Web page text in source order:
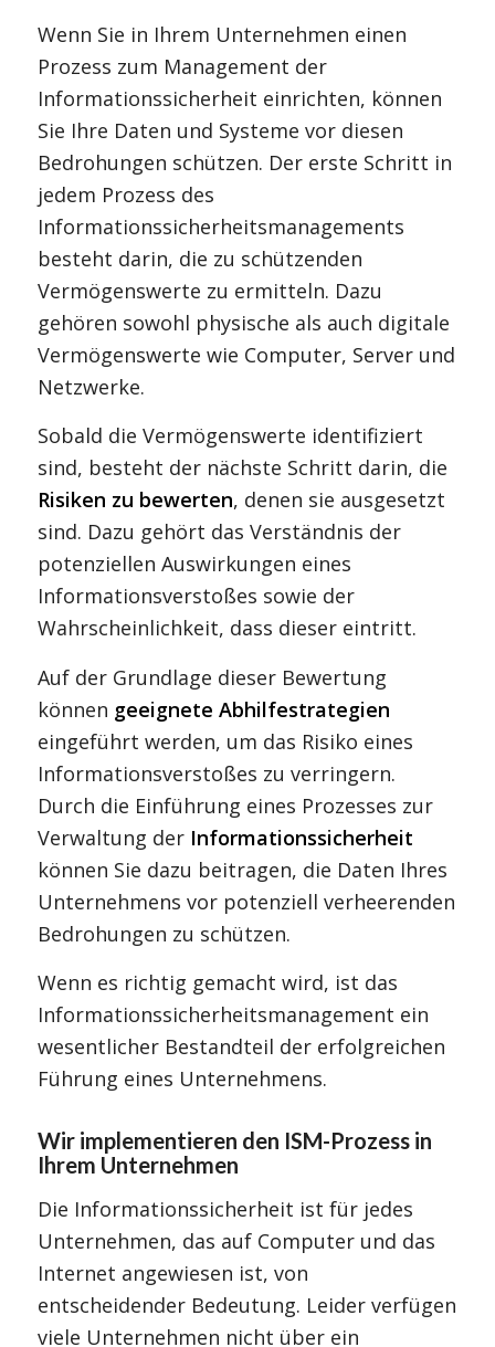
Wenn Sie in Ihrem Unternehmen einen
Prozess zum Management der
Informationssicherheit einrichten, können
Sie Ihre Daten und Systeme vor diesen
Bedrohungen schützen. Der erste Schritt in
jedem Prozess des
Informationssicherheitsmanagements
besteht darin, die zu schützenden
Vermögenswerte zu ermitteln. Dazu
gehören sowohl physische als auch digitale
Vermögenswerte wie Computer, Server und
Netzwerke.
Sobald die Vermögenswerte identifiziert
sind, besteht der nächste Schritt darin, die
Risiken zu bewerten, denen sie ausgesetzt
sind. Dazu gehört das Verständnis der
potenziellen Auswirkungen eines
Informationsverstoßes sowie der
Wahrscheinlichkeit, dass dieser eintritt.
Auf der Grundlage dieser Bewertung
können geeignete Abhilfestrategien
eingeführt werden, um das Risiko eines
Informationsverstoßes zu verringern.
Durch die Einführung eines Prozesses zur
Verwaltung der Informationssicherheit
können Sie dazu beitragen, die Daten Ihres
Unternehmens vor potenziell verheerenden
Bedrohungen zu schützen.
Wenn es richtig gemacht wird, ist das
Informationssicherheitsmanagement ein
wesentlicher Bestandteil der erfolgreichen
Führung eines Unternehmens.
Wir implementieren den ISM-Prozess in
Ihrem Unternehmen
Die Informationssicherheit ist für jedes
Unternehmen, das auf Computer und das
Internet angewiesen ist, von
entscheidender Bedeutung. Leider verfügen
viele Unternehmen nicht über ein